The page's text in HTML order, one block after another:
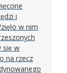
i
w nim
się w
na rzecz